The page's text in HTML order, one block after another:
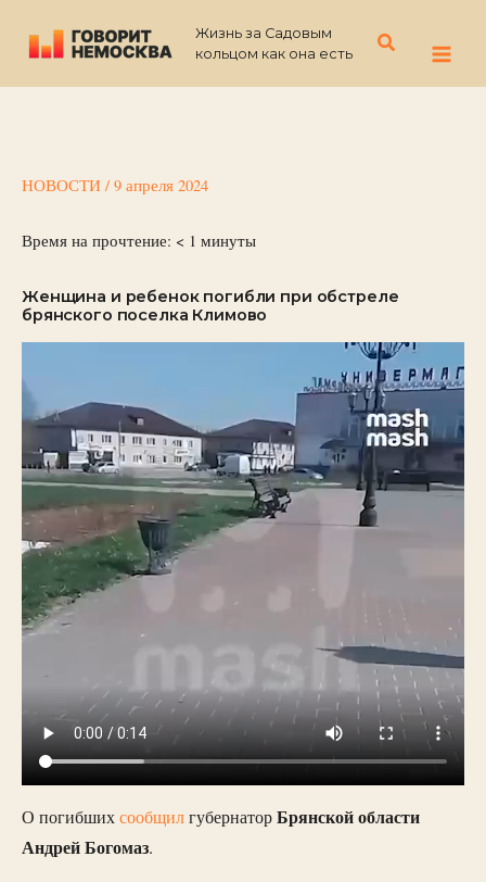
содержимому
Жизнь за Садовым
кольцом как она есть
Поиск
НОВОСТИ / 9 апреля 2024
Время на прочтение: < 1 минуты
Женщина и ребенок погибли при обстреле
брянского поселка Климово
О погибшихсообщилгубернаторБрянской области
Андрей Богомаз.